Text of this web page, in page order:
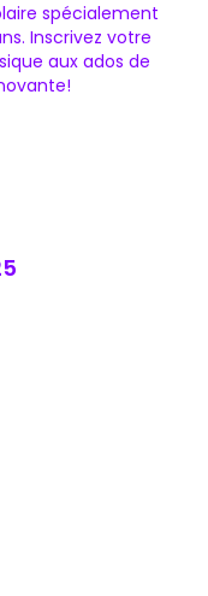
spécialement
Inscrivez votre
aux ados de